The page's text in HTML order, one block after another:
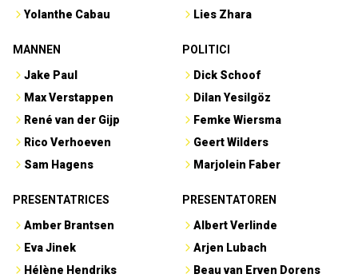
Yolanthe Cabau
Lies Zhara
MANNEN
Jake Paul
Max Verstappen
René van der Gijp
Rico Verhoeven
Sam Hagens
POLITICI
Dick Schoof
Dilan Yesilgöz
Femke Wiersma
Geert Wilders
Marjolein Faber
PRESENTATRICES
Amber Brantsen
Eva Jinek
Hélène Hendriks
PRESENTATOREN
Albert Verlinde
Arjen Lubach
Beau van Erven Dorens